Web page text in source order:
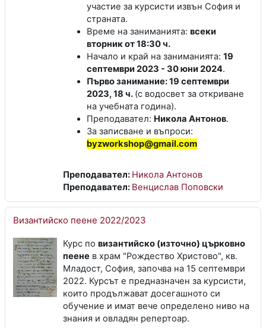
участие за курсисти извън София и
страната.
Време на заниманията:всеки
вторник от 18:30 ч.
Начало и край на заниманията:19
септември 2023 - 30 юни 2024.
Първо занимание: 19 септември
2023, 18 ч. (с водосвет за откриване
на учебната година).
Преподавател: Никола Антонов.
За записване и въпроси:
byzworkshop@gmail.com
Преподавател: Никола Антонов
Преподавател: Венцислав Поповски
Византийско пеене 2022/2023
Курс повизантийско (източно) църковно
пеене в храм "Рождество Христово", кв.
Младост, София, започва на 15 септември
2022. Курсът е предназначен за курсисти,
които продължават досегашното си
обучение и имат вече определено ниво на
знания и овладян репертоар.